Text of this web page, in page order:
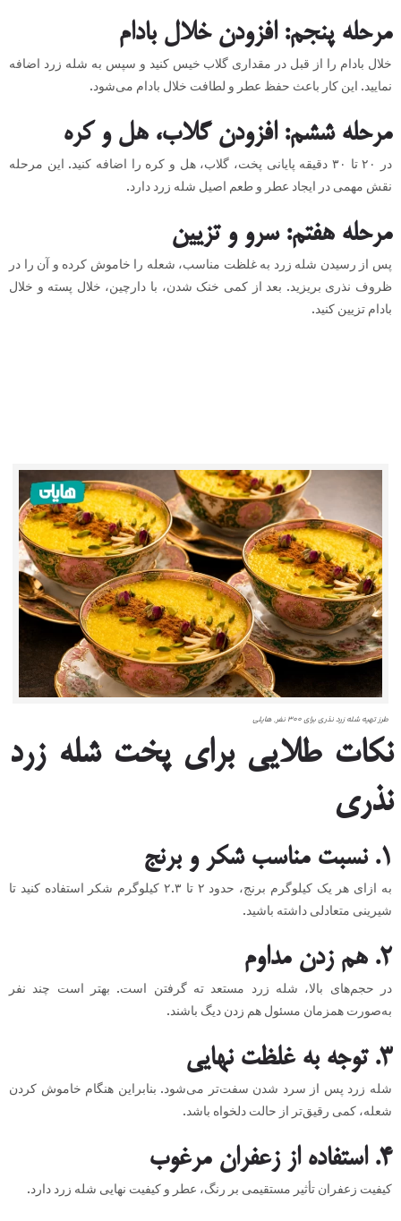
مرحله پنجم: افزودن خلال بادام
خلال بادام را از قبل در مقداری گلاب خیس کنید و سپس به شله زرد اضافه
نمایید. این کار باعث حفظ عطر و لطافت خلال بادام می‌شود.
مرحله ششم: افزودن گلاب، هل و کره
در ۲۰ تا ۳۰ دقیقه پایانی پخت، گلاب، هل و کره را اضافه کنید. این مرحله
نقش مهمی در ایجاد عطر و طعم اصیل شله زرد دارد.
مرحله هفتم: سرو و تزیین
پس از رسیدن شله زرد به غلظت مناسب، شعله را خاموش کرده و آن را در
ظروف نذری بریزید. بعد از کمی خنک شدن، با دارچین، خلال پسته و خلال
بادام تزیین کنید.
طرز تهیه شله زرد نذری برای ۳۰۰ نفر, هایلی
نکات طلایی برای پخت شله زرد
نذری
۱. نسبت مناسب شکر و برنج
به ازای هر یک کیلوگرم برنج، حدود ۲ تا ۲.۳ کیلوگرم شکر استفاده کنید تا
شیرینی متعادلی داشته باشید.
۲. هم زدن مداوم
در حجم‌های بالا، شله زرد مستعد ته گرفتن است. بهتر است چند نفر
به‌صورت همزمان مسئول هم زدن دیگ باشند.
۳. توجه به غلظت نهایی
شله زرد پس از سرد شدن سفت‌تر می‌شود. بنابراین هنگام خاموش کردن
شعله، کمی رقیق‌تر از حالت دلخواه باشد.
۴. استفاده از زعفران مرغوب
کیفیت زعفران تأثیر مستقیمی بر رنگ، عطر و کیفیت نهایی شله زرد دارد.